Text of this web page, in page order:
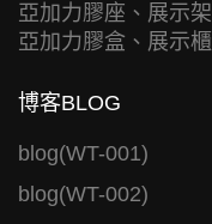
亞加力膠座、展示架
亞加力膠盒、展示櫃
博客BLOG
blog(WT-001)
blog(WT-002)